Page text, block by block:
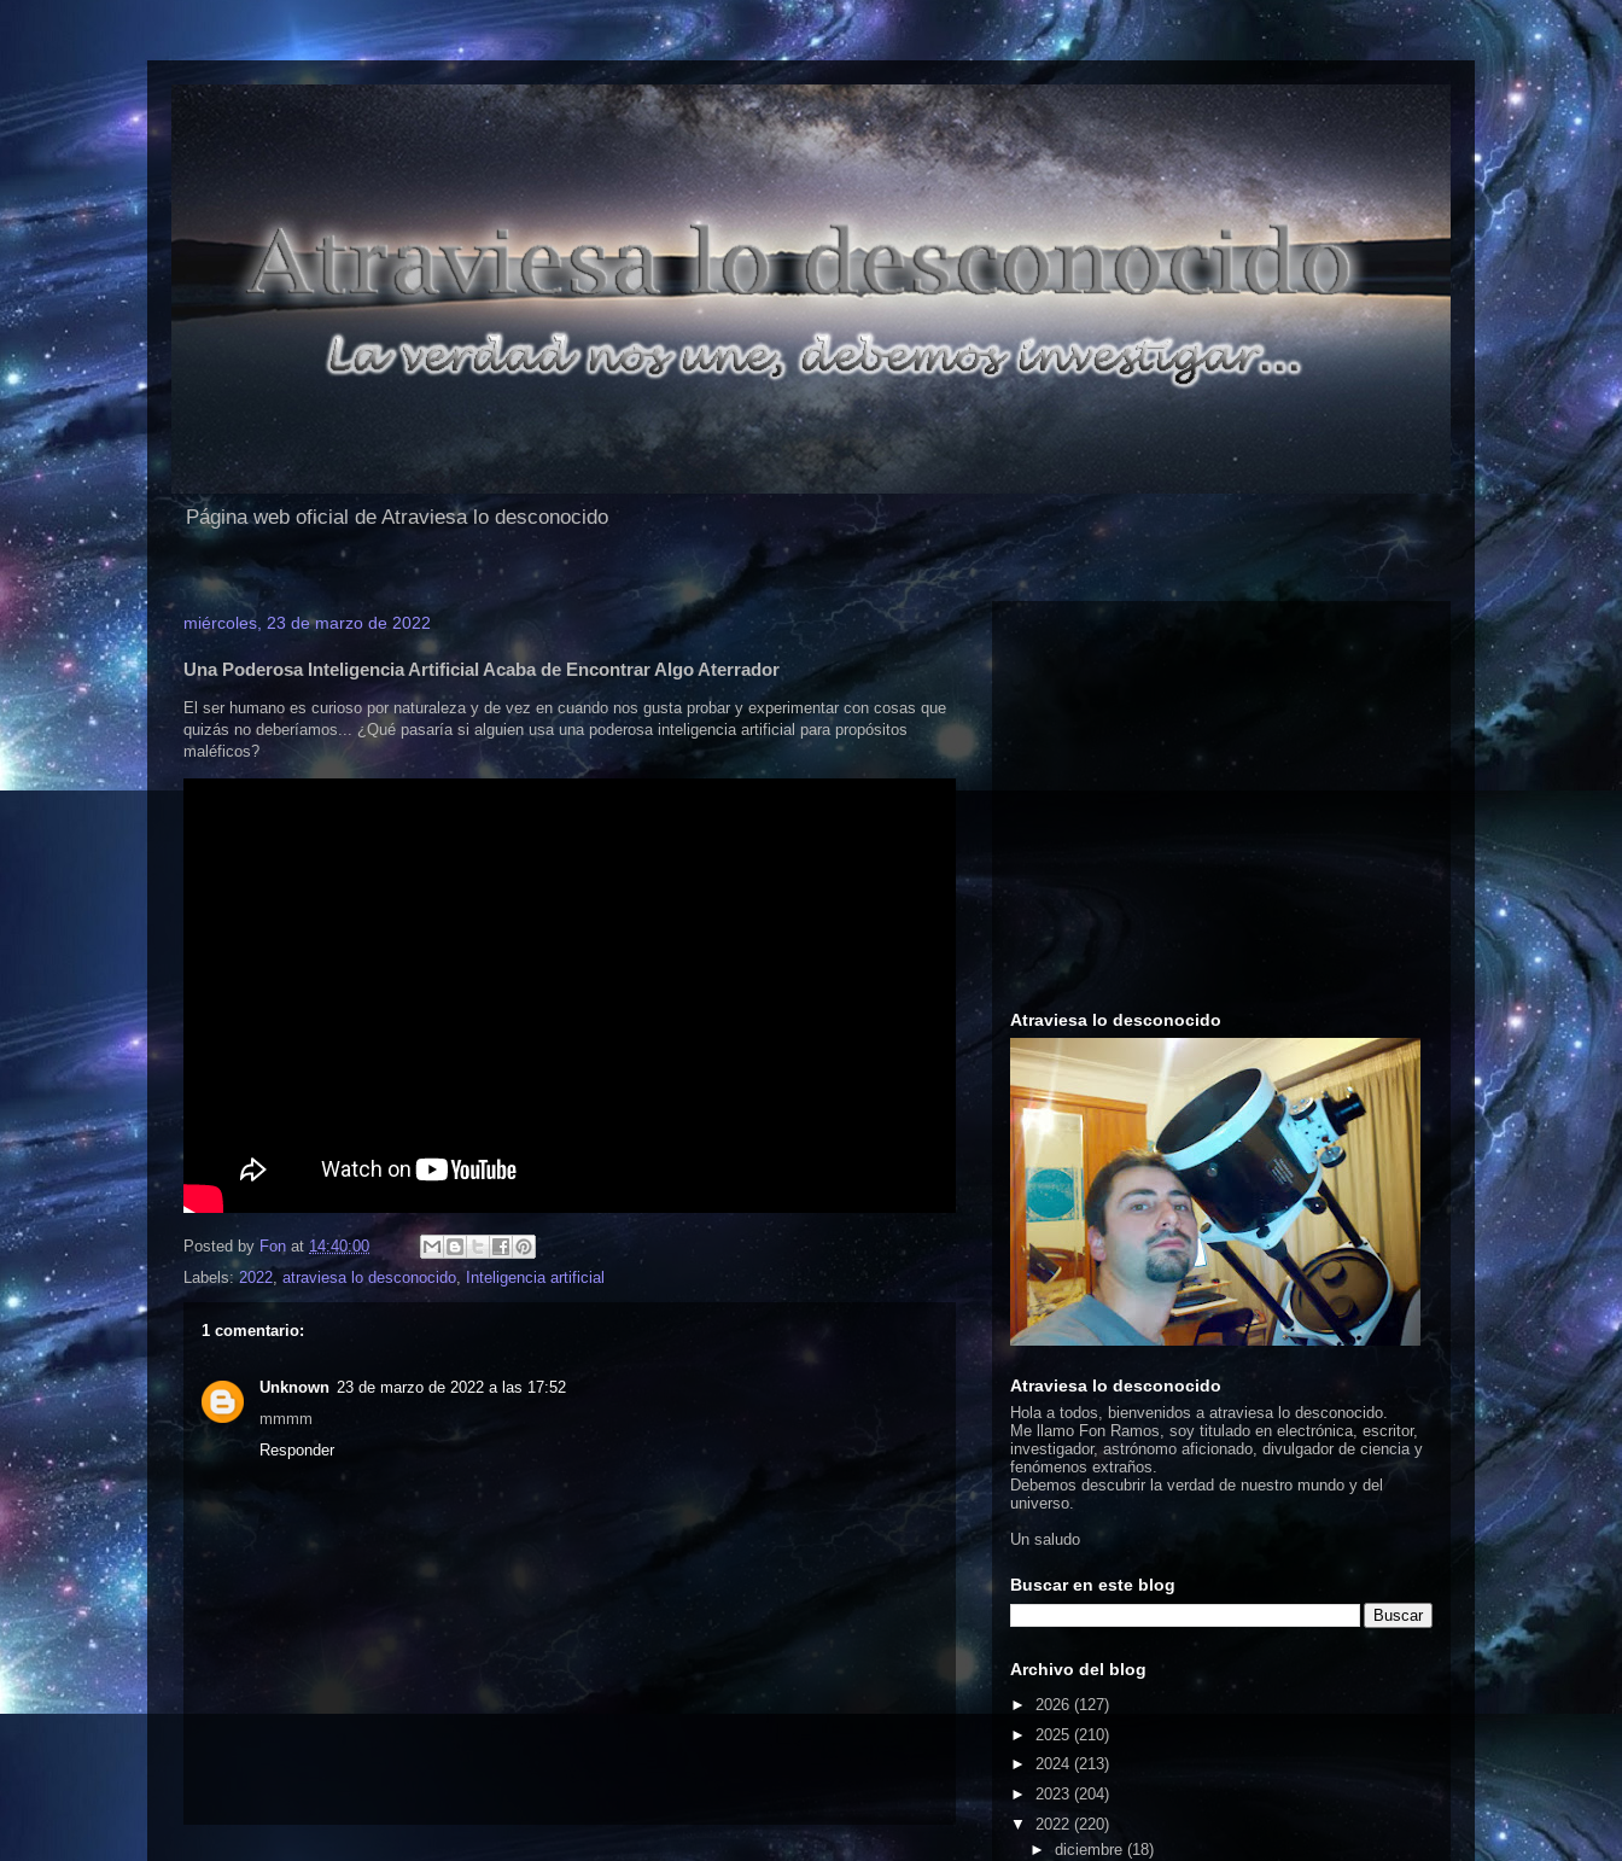
Página web oficial de Atraviesa lo desconocido
miércoles, 23 de marzo de 2022
Una Poderosa Inteligencia Artificial Acaba de Encontrar Algo Aterrador
El ser humano es curioso por naturaleza y de vez en cuando nos gusta probar y experimentar con cosas que
quizás no deberíamos... ¿Qué pasaría si alguien usa una poderosa inteligencia artificial para propósitos
maléficos?
Posted by Fon at 14:40:00
Labels:2022, atraviesa lo desconocido, Inteligencia artificial
1 comentario:
Unknown 23 de marzo de 2022 a las 17:52
mmmm
Responder
Atraviesa lo desconocido
Atraviesa lo desconocido
Hola a todos, bienvenidos a atraviesa lo desconocido.
Me llamo Fon Ramos, soy titulado en electrónica, escritor,
investigador, astrónomo aficionado, divulgador de ciencia y
fenómenos extraños.
Debemos descubrir la verdad de nuestro mundo y del
universo.
Un saludo
Buscar en este blog
Archivo del blog
► 2026 (127)
► 2025 (210)
► 2024 (213)
► 2023 (204)
▼ 2022 (220)
► diciembre (18)